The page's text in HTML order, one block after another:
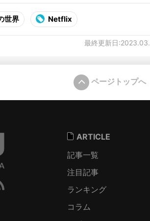
世界 Netflix
最終更新日
ページトップへ
ARTICLE
記事一覧
注目記事
ランキング
コラム